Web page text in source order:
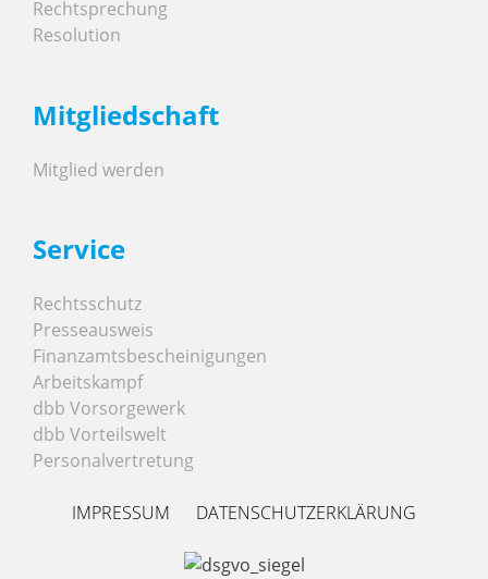
Rechtsprechung
Resolution
Mitgliedschaft
Mitglied werden
Service
Rechtsschutz
Presseausweis
Finanzamtsbescheinigungen
Arbeitskampf
dbb Vorsorgewerk
dbb Vorteilswelt
Personalvertretung
IMPRESSUM DATENSCHUTZERKLÄRUNG